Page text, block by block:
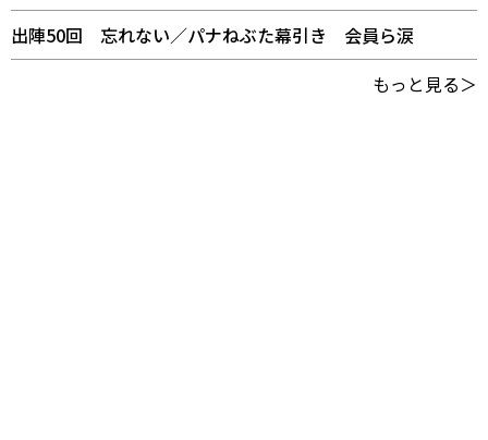
出陣50回 忘れない／パナねぶた幕引き 会員ら涙
もっと見る＞